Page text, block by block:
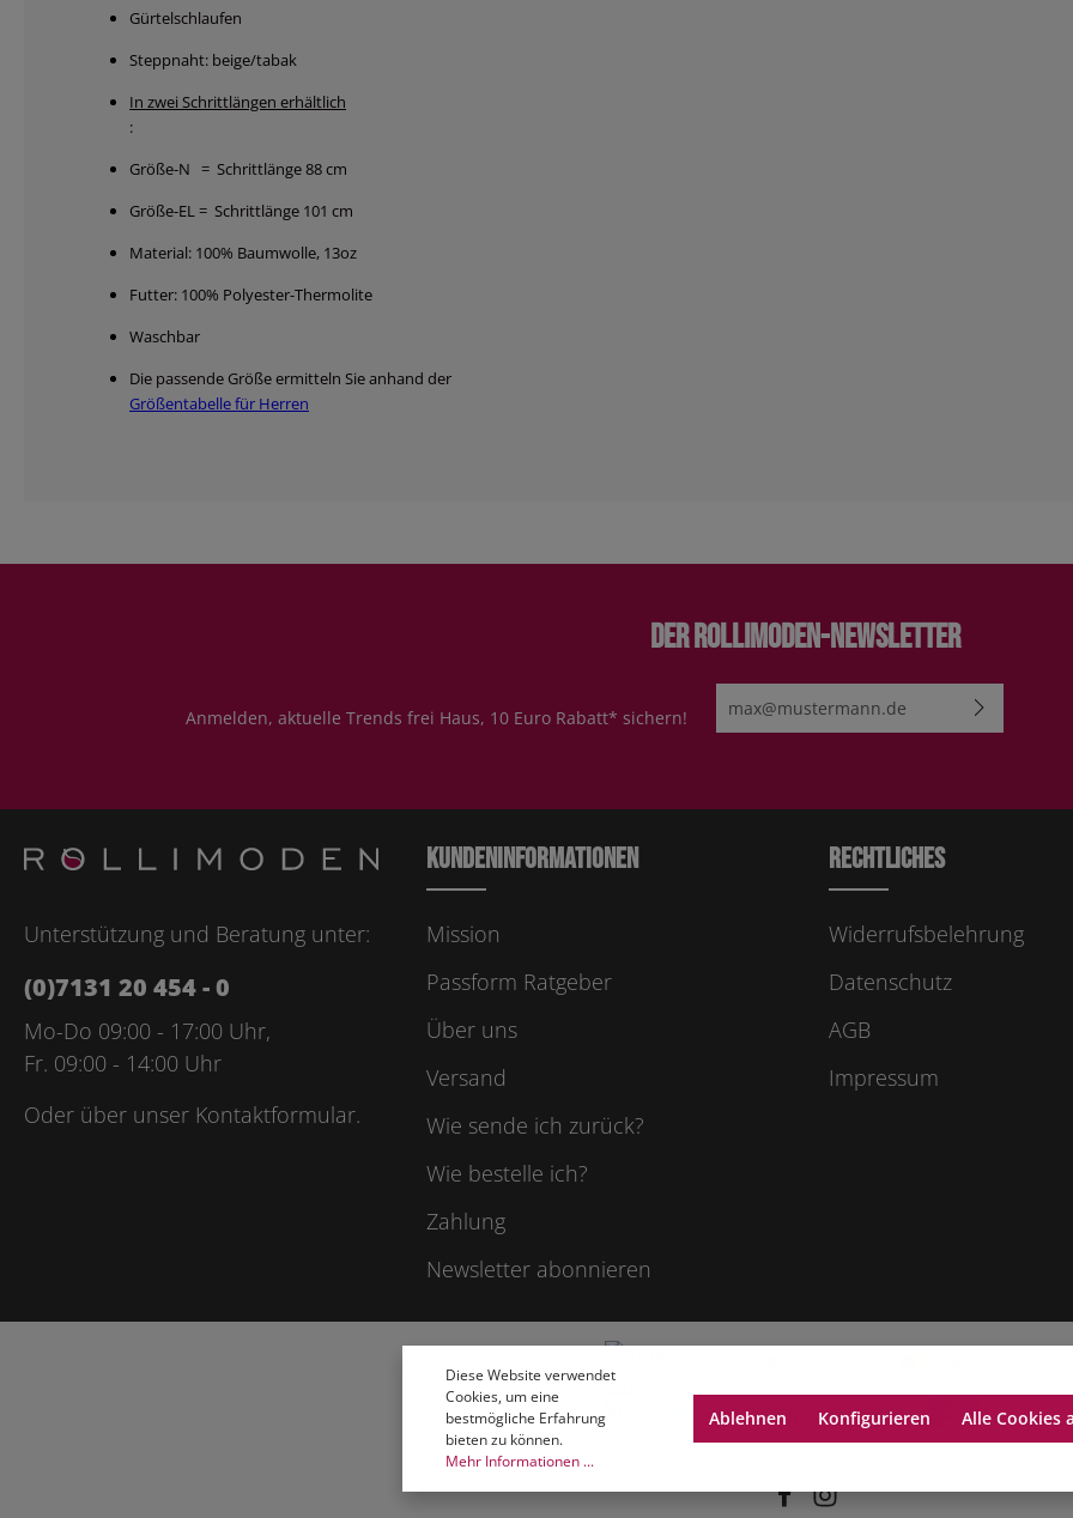
Gürtelschlaufen
Steppnaht: beige/tabak
In zwei Schrittlängen erhältlich
:
Größe-N = Schrittlänge 88 cm
Größe-EL = Schrittlänge 101 cm
Material: 100% Baumwolle, 13oz
Futter: 100% Polyester-Thermolite
Waschbar
Die passende Größe ermitteln Sie anhand der
Größentabelle für Herren
Der Rollimoden-Newsletter
Anmelden, aktuelle Trends frei Haus, 10 Euro Rabatt* sichern!
Unterstützung und Beratung unter:
(0)7131 20 454 - 0
Mo-Do 09:00 - 17:00 Uhr,
Fr. 09:00 - 14:00 Uhr
Oder über unser Kontaktformular.
Kundeninformationen
Mission
Passform Ratgeber
Über uns
Versand
Wie sende ich zurück?
Wie bestelle ich?
Zahlung
Newsletter abonnieren
Rechtliches
Widerrufsbelehrung
Datenschutz
AGB
Impressum
Diese Website verwendet
Cookies, um eine
bestmögliche Erfahrung
bieten zu können.
Mehr Informationen ...
Ablehnen Konfigurieren Alle Cookies